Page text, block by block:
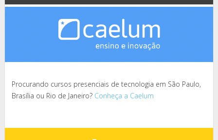
Procurando cursos presenciais de tecnologia em São Paulo,
Brasília ou Rio de Janeiro? Conheça a Caelum